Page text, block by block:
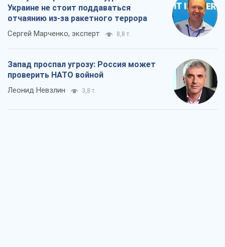
Украине не стоит поддаваться
отчаянию из-за ракетного террора
Сергей Марченко, эксперт 8,8 т.
Запад проспал угрозу: Россия может
проверить НАТО войной
Леонид Невзлин 3,8 т.